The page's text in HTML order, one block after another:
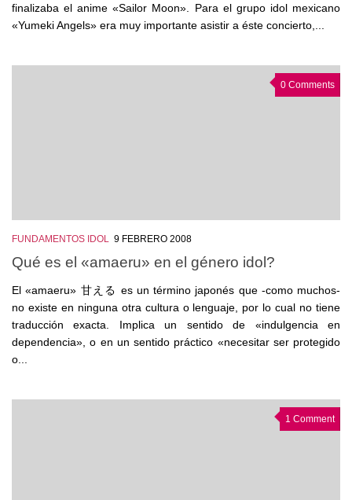
finalizaba el anime «Sailor Moon». Para el grupo idol mexicano
«Yumeki Angels» era muy importante asistir a éste concierto,...
0 Comments
FUNDAMENTOS IDOL 9 FEBRERO 2008
Qué es el «amaeru» en el género idol?
El «amaeru» 甘える es un término japonés que -como muchos-
no existe en ninguna otra cultura o lenguaje, por lo cual no tiene
traducción exacta. Implica un sentido de «indulgencia en
dependencia», o en un sentido práctico «necesitar ser protegido
o...
1 Comment